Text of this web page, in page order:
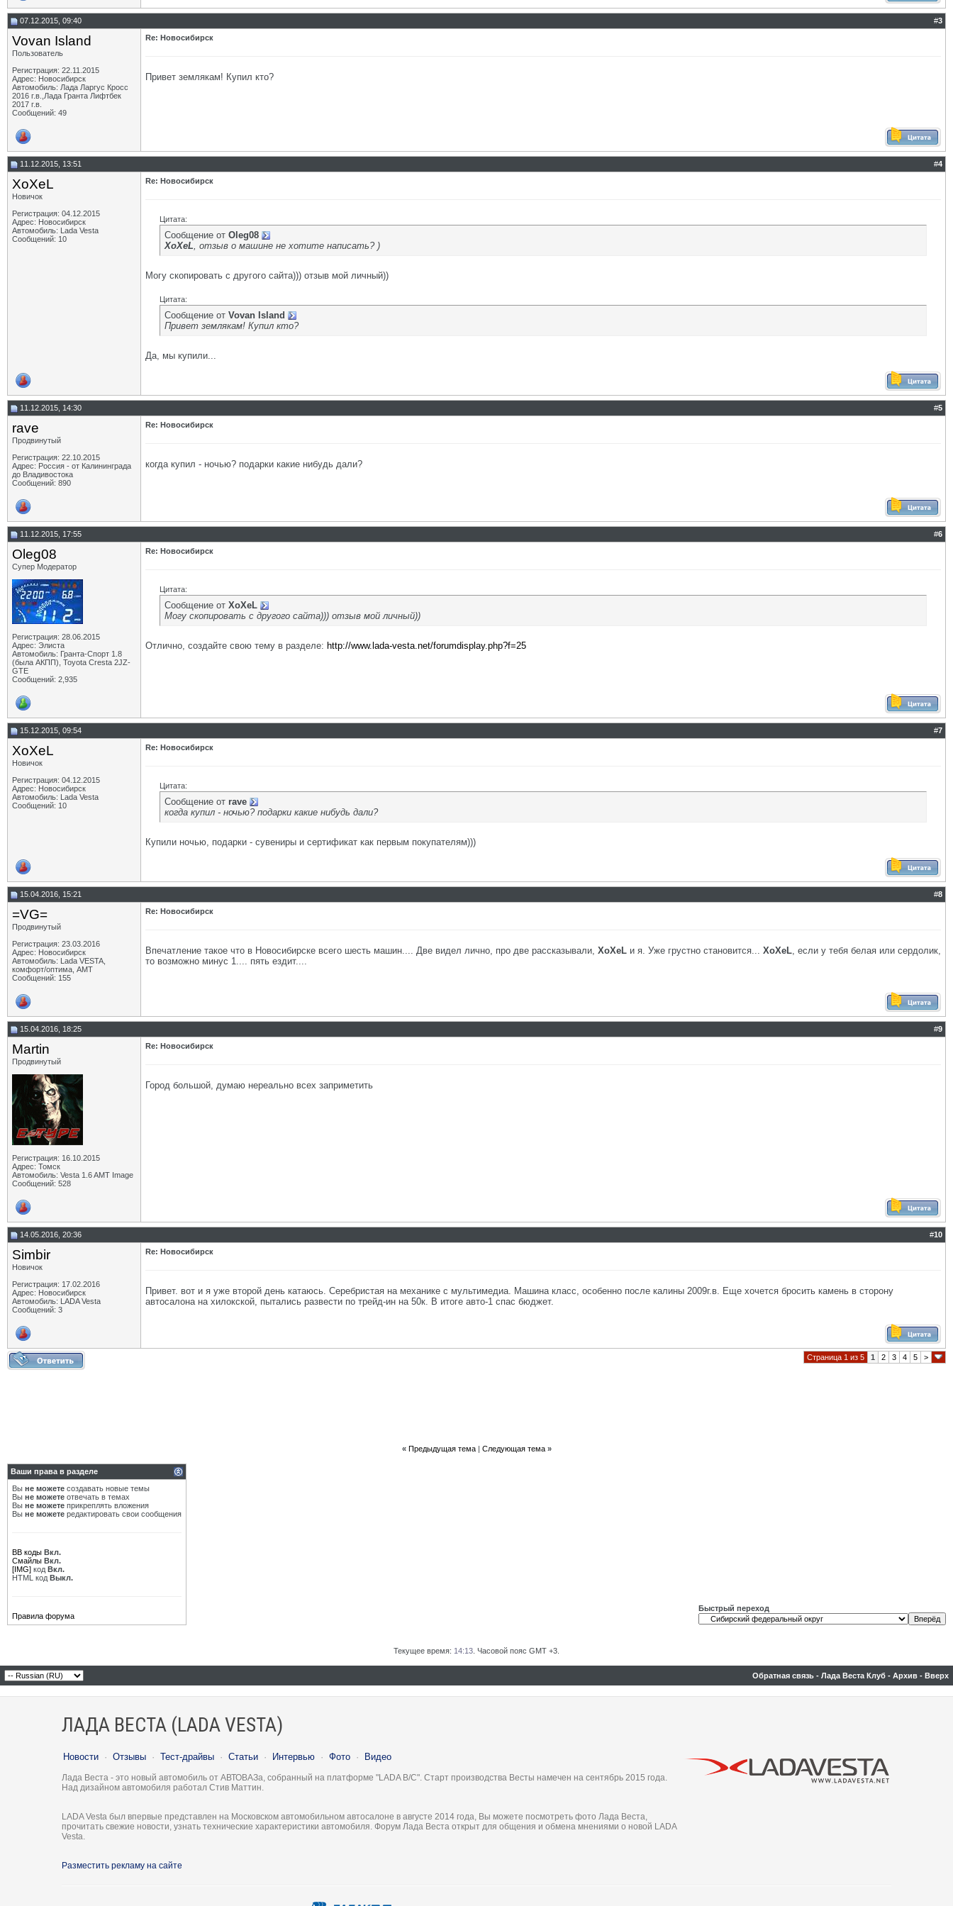
07.12.2015, 09:40 #3
Vovan Island
Пользователь
Регистрация: 22.11.2015
Адрес: Новосибирск
Автомобиль: Лада Ларгус Кросс
2016 г.в.,Лада Гранта Лифтбек
2017 г.в.
Сообщений: 49
Re: Новосибирск
Привет землякам! Купил кто?
11.12.2015, 13:51 #4
XoXeL
Новичок
Регистрация: 04.12.2015
Адрес: Новосибирск
Автомобиль: Lada Vesta
Сообщений: 10
Re: Новосибирск
Цитата:
Сообщение от Oleg08
XoXeL, отзыв о машине не хотите написать? )
Могу скопировать с другого сайта))) отзыв мой личный))
Цитата:
Сообщение от Vovan Island
Привет землякам! Купил кто?
Да, мы купили...
11.12.2015, 14:30 #5
rave
Продвинутый
Регистрация: 22.10.2015
Адрес: Россия - от Калининграда
до Владивостока
Сообщений: 890
Re: Новосибирск
когда купил - ночью? подарки какие нибудь дали?
11.12.2015, 17:55 #6
Oleg08
Супер Модератор
Регистрация: 28.06.2015
Адрес: Элиста
Автомобиль: Гранта-Спорт 1.8
(была АКПП), Toyota Cresta 2JZ-
GTE
Сообщений: 2,935
Re: Новосибирск
Цитата:
Сообщение от XoXeL
Могу скопировать с другого сайта))) отзыв мой личный))
Отлично, создайте свою тему в разделе: http://www.lada-vesta.net/forumdisplay.php?f=25
15.12.2015, 09:54 #7
XoXeL
Новичок
Регистрация: 04.12.2015
Адрес: Новосибирск
Автомобиль: Lada Vesta
Сообщений: 10
Re: Новосибирск
Цитата:
Сообщение от rave
когда купил - ночью? подарки какие нибудь дали?
Купили ночью, подарки - сувениры и сертификат как первым покупателям)))
15.04.2016, 15:21 #8
=VG=
Продвинутый
Регистрация: 23.03.2016
Адрес: Новосибирск
Автомобиль: Lada VESTA,
комфорт/оптима, АМТ
Сообщений: 155
Re: Новосибирск
Впечатление такое что в Новосибирске всего шесть машин.... Две видел лично, про две рассказывали, ХоХеL и я. Уже грустно становится... XoXeL, если у тебя белая или сердолик,
то возможно минус 1.... пять ездит....
15.04.2016, 18:25 #9
Martin
Продвинутый
Регистрация: 16.10.2015
Адрес: Томск
Автомобиль: Vesta 1.6 AMT Image
Сообщений: 528
Re: Новосибирск
Город большой, думаю нереально всех заприметить
14.05.2016, 20:36 #10
Simbir
Новичок
Регистрация: 17.02.2016
Адрес: Новосибирск
Автомобиль: LADA Vesta
Сообщений: 3
Re: Новосибирск
Привет. вот и я уже второй день катаюсь. Серебристая на механике с мультимедиа. Машина класс, особенно после калины 2009г.в. Еще хочется бросить камень в сторону
автосалона на хилокской, пытались развести по трейд-ин на 50к. В итоге авто-1 спас бюджет.
Страница 1 из 5 1 2 3 4 5 >
« Предыдущая тема| Следующая тема »
Ваши права в разделе
Вы не можете создавать новые темы
Вы не можете отвечать в темах
Вы не можете прикреплять вложения
Вы не можете редактировать свои сообщения
BB коды Вкл.
Смайлы Вкл.
[IMG] код Вкл.
HTML код Выкл.
Правила форума
Быстрый переход
Текущее время: 14:13 . Часовой пояс GMT +3.
Обратная связь - Лада Веста Клуб - Архив - Вверх
ЛАДА ВЕСТА (LADA VESTA)
Новости · Отзывы · Тест-драйвы · Статьи · Интервью · Фото · Видео
Лада Веста - это новый автомобиль от АВТОВАЗа, собранный на платформе "LADA B/C". Старт производства Весты намечен на сентябрь 2015 года.
Над дизайном автомобиля работал Стив Маттин.
LADA Vesta был впервые представлен на Московском автомобильном автосалоне в августе 2014 года, Вы можете посмотреть фото Лада Веста,
прочитать свежие новости, узнать технические характеристики автомобиля. Форум Лада Веста открыт для общения и обмена мнениями о новой LADA
Vesta.
Разместить рекламу на сайте